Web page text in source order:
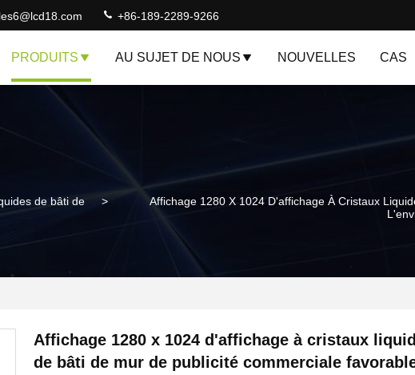
+86-189-2289-9266
PRODUITS AU SUJET DE NOUS NOUVELLES CAS
de bâti de
>
Affichage 1280 X 1024 D'affichage À Cristaux
Affichage 1280 x 1024 d'affichage à cristaux
de bâti de mur de publicité commerciale